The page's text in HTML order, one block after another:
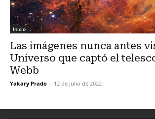
Inicio
Las imágenes nunca antes
Universo que captó el
Webb
Yakary Prado - 12 de julio de 2022